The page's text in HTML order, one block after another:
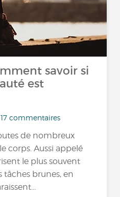
savoir si
est
17 commentaires
de nombreux
corps. Aussi appelé
le plus souvent
tâches brunes, en